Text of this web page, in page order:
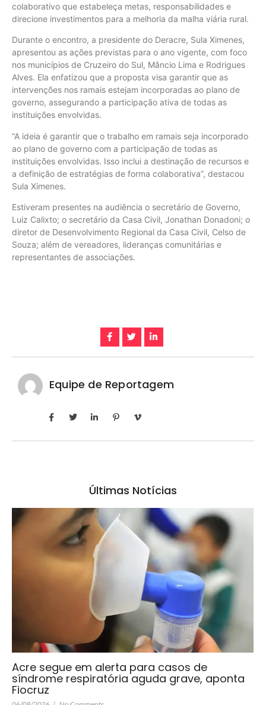
colaborativo que estabeleça metas, responsabilidades e
direcione investimentos para a melhoria da malha viária rural.
Durante o encontro, a presidente do Deracre, Sula Ximenes,
apresentou as ações previstas para o ano vigente, com foco
nos municípios de Cruzeiro do Sul, Mâncio Lima e Rodrigues
Alves. Ela enfatizou que a proposta visa garantir que as
intervenções nos ramais estejam incorporadas ao plano de
governo, assegurando a participação ativa de todas as
instituições envolvidas.
“A ideia é garantir que o trabalho em ramais seja incorporado
ao plano de governo com a participação de todas as
instituições envolvidas. Isso inclui a destinação de recursos e
a definição de estratégias de forma colaborativa”, destacou
Sula Ximenes.
Estiveram presentes na audiência o secretário de Governo,
Luiz Calixto; o secretário da Casa Civil, Jonathan Donadoni; o
diretor de Desenvolvimento Regional da Casa Civil, Celso de
Souza; além de vereadores, lideranças comunitárias e
representantes de associações.
Equipe de Reportagem
Últimas Notícias
Acre segue em alerta para casos de
síndrome respiratória aguda grave, aponta
Fiocruz